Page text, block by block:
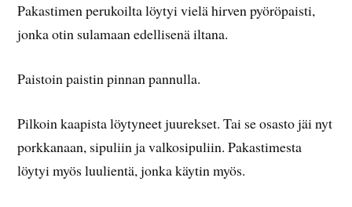
Pakastimen perukoilta löytyi vielä hirven pyöröpaisti,
jonka otin sulamaan edellisenä iltana.
Paistoin paistin pinnan pannulla.
Pilkoin kaapista löytyneet juurekset. Tai se osasto jäi nyt
porkkanaan, sipuliin ja valkosipuliin. Pakastimesta
löytyi myös luulientä, jonka käytin myös.